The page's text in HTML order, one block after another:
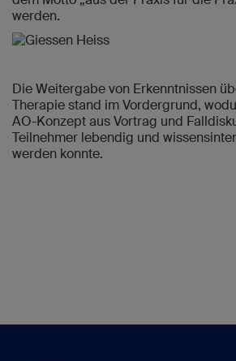
werden.
Die Weitergabe von Erkenntnissen
Therapie stand im Vordergrund,
AO-Konzept aus Vortrag und
Teilnehmer lebendig und
werden konnte.